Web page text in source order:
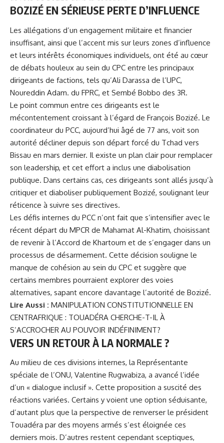
BOZIZÉ EN SÉRIEUSE PERTE D’INFLUENCE
Les allégations d’un engagement militaire et financier
insuffisant, ainsi que l’accent mis sur leurs zones d’influence
et leurs intérêts économiques individuels, ont été au cœur
de débats houleux au sein du CPC entre les principaux
dirigeants de factions, tels qu’Ali Darassa de l’UPC,
Noureddin Adam. du FPRC, et Sembé Bobbo des 3R.
Le point commun entre ces dirigeants est le
mécontentement croissant à l’égard de François Bozizé. Le
coordinateur du PCC, aujourd’hui âgé de 77 ans, voit son
autorité décliner depuis son départ forcé du Tchad vers
Bissau en mars dernier. Il existe un plan clair pour remplacer
son leadership, et cet effort a inclus une diabolisation
publique. Dans certains cas, ces dirigeants sont allés jusqu’à
critiquer et diaboliser publiquement Bozizé, soulignant leur
réticence à suivre ses directives.
Les défis internes du PCC n’ont fait que s’intensifier avec le
récent départ du MPCR de Mahamat Al-Khatim, choisissant
de revenir à l’Accord de Khartoum et de s’engager dans un
processus de désarmement. Cette décision souligne le
manque de cohésion au sein du CPC et suggère que
certains membres pourraient explorer des voies
alternatives, sapant encore davantage l’autorité de Bozizé.
Lire Aussi : MANIPULATION CONSTITUTIONNELLE EN
CENTRAFRIQUE : TOUADÉRA CHERCHE-T-IL À
S’ACCROCHER AU POUVOIR INDÉFINIMENT?
VERS UN RETOUR À LA NORMALE ?
Au milieu de ces divisions internes, la Représentante
spéciale de l’ONU, Valentine Rugwabiza, a avancé l’idée
d’un « dialogue inclusif ». Cette proposition a suscité des
réactions variées. Certains y voient une option séduisante,
d’autant plus que la perspective de renverser le président
Touadéra par des moyens armés s’est éloignée ces
derniers mois. D’autres restent cependant sceptiques,